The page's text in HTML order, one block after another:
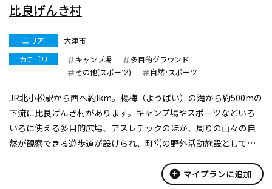
比良げんき村
エリア
大津市
カテゴリ
キャンプ場
多目的グラウンド
その他(スポーツ)
自然･スポーツ
JR北小松駅から西へ約lkm。楊梅（ようばい）の滝から約500mの
下流に比良げんき村があります。キャンプ場やスポーツなどいろ
いろに使える多目的広場、アスレチックのほか、周りの山々の自
然が観察できる遊歩道が設けられ、町営の野外活動施設として若
add_circle マイプランに追加